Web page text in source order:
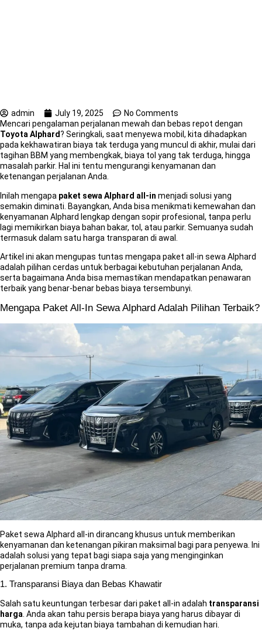
admin July 19, 2025
No Comments
Mencari pengalaman perjalanan mewah dan bebas repot dengan
Toyota Alphard? Seringkali, saat menyewa mobil, kita dihadapkan
pada kekhawatiran biaya tak terduga yang muncul di akhir, mulai dari
tagihan BBM yang membengkak, biaya tol yang tak terduga, hingga
masalah parkir. Hal ini tentu mengurangi kenyamanan dan
ketenangan perjalanan Anda.
Inilah mengapa paket sewa Alphard all-in menjadi solusi yang
semakin diminati. Bayangkan, Anda bisa menikmati kemewahan dan
kenyamanan Alphard lengkap dengan sopir profesional, tanpa perlu
lagi memikirkan biaya bahan bakar, tol, atau parkir. Semuanya sudah
termasuk dalam satu harga transparan di awal.
Artikel ini akan mengupas tuntas mengapa paket all-in sewa Alphard
adalah pilihan cerdas untuk berbagai kebutuhan perjalanan Anda,
serta bagaimana Anda bisa memastikan mendapatkan penawaran
terbaik yang benar-benar bebas biaya tersembunyi.
Mengapa Paket All-In Sewa Alphard Adalah Pilihan Terbaik?
Paket sewa Alphard all-in dirancang khusus untuk memberikan
kenyamanan dan ketenangan pikiran maksimal bagi para penyewa. Ini
adalah solusi yang tepat bagi siapa saja yang menginginkan
perjalanan premium tanpa drama.
1. Transparansi Biaya dan Bebas Khawatir
Salah satu keuntungan terbesar dari paket all-in adalah transparansi
harga . Anda akan tahu persis berapa biaya yang harus dibayar di
muka, tanpa ada kejutan biaya tambahan di kemudian hari.